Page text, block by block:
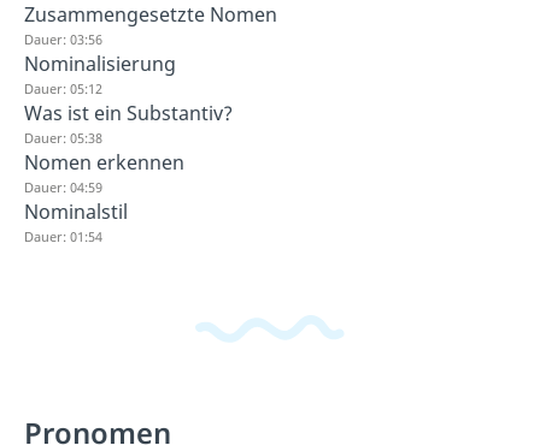
Zusammengesetzte Nomen
Dauer: 03:56
Nominalisierung
Dauer: 05:12
Was ist ein Substantiv?
Dauer: 05:38
Nomen erkennen
Dauer: 04:59
Nominalstil
Dauer: 01:54
Pronomen